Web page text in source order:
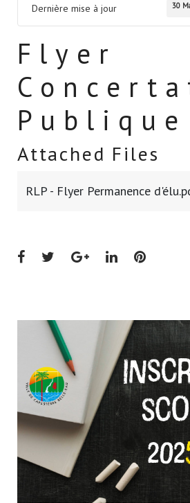
Dernière mise à jour 30
Flyer
Publique
Attached Files
RLP - Flyer Permanence
Facebook
TwitterGoogle+LinkedIn